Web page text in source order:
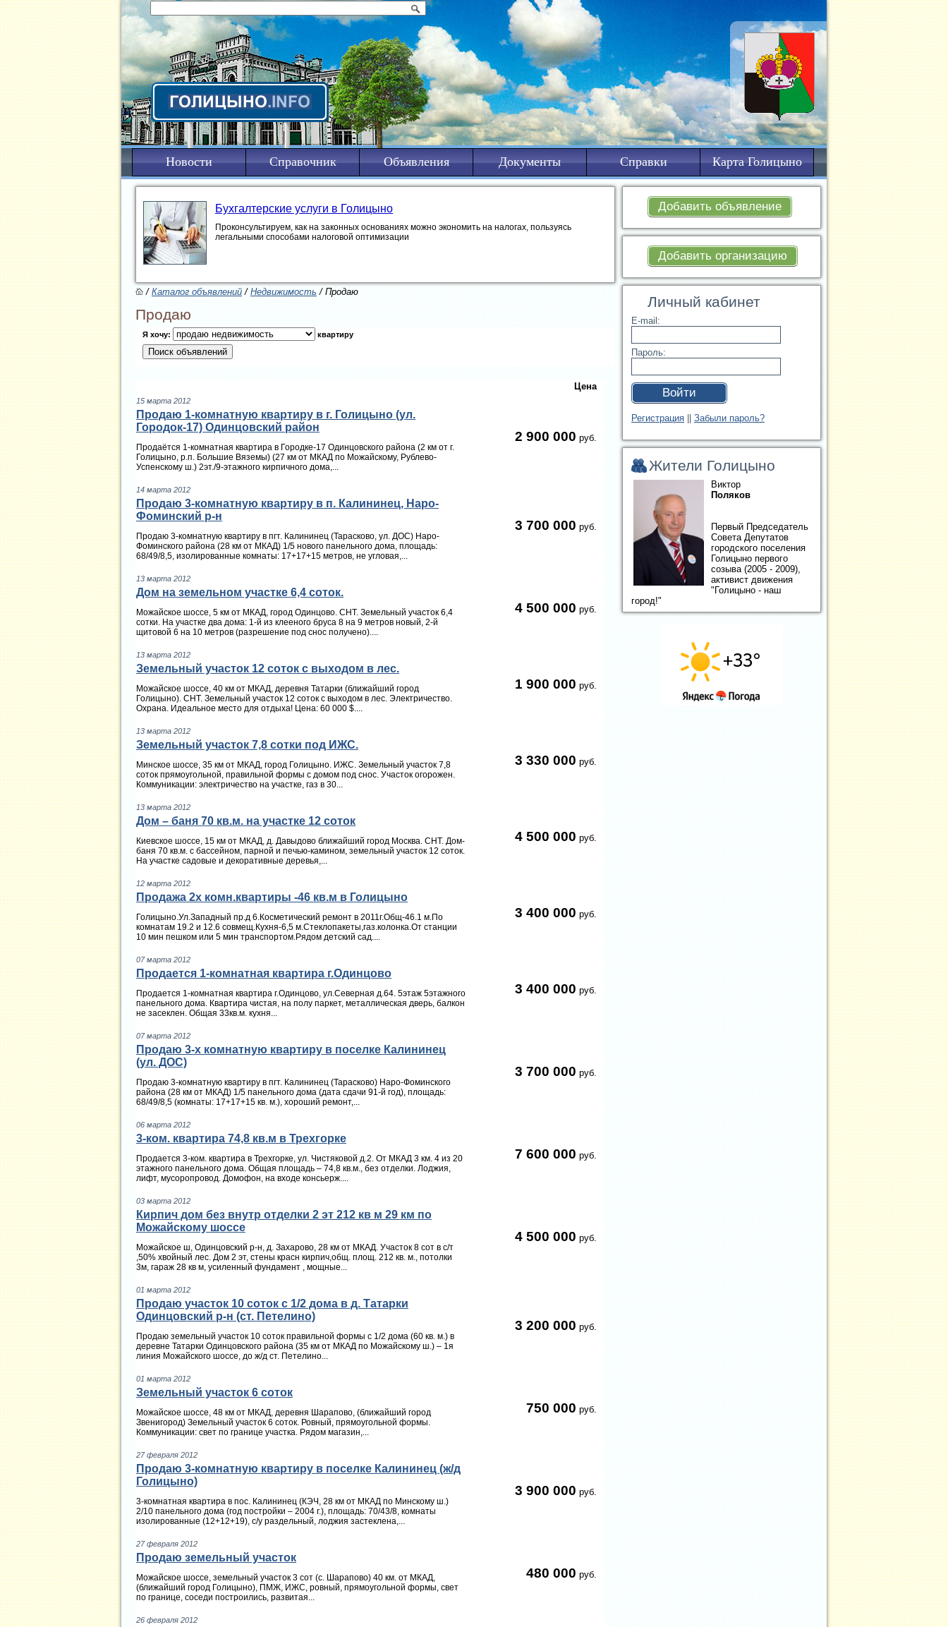
Новости Справочник Объявления Документы Справки Карта Голицыно
Добавить объявление
Добавить организацию
Личный кабинет
E-mail:
Пароль:
Войти
Регистрация Забыли пароль?
Жители Голицыно
Виктор
Поляков
Первый Председатель
Совета Депутатов
городского поселения
Голицыно первого
созыва (2005 - 2009),
активист движения
"Голицыно - наш
город!"
Бухгалтерские услуги в Голицыно
Проконсультируем, как на законных основаниях можно экономить на налогах, пользуясь
легальными способами налоговой оптимизации
/Каталог объявлений/Недвижимость/ Продаю
Продаю
Я хочу: квартиру
Цена
15 марта 2012
Продаю 1-комнатную квартиру в г. Голицыно (ул.
Городок-17) Одинцовский район
Продаётся 1-комнатная квартира в Городке-17 Одинцовского района (2 км от г.
Голицыно, р.п. Большие Вяземы) (27 км от МКАД по Можайскому, Рублево-
Успенскому ш.) 2эт./9-этажного кирпичного дома,...
2 900 000 руб.
14 марта 2012
Продаю 3-комнатную квартиру в п. Калининец, Наро-
Фоминский р-н
Продаю 3-комнатную квартиру в пгт. Калининец (Тарасково, ул. ДОС) Наро-
Фоминского района (28 км от МКАД) 1/5 нового панельного дома, площадь:
68/49/8,5, изолированные комнаты: 17+17+15 метров, не угловая,...
3 700 000 руб.
13 марта 2012
Дом на земельном участке 6,4 соток.
Можайское шоссе, 5 км от МКАД, город Одинцово. СНТ. Земельный участок 6,4
сотки. На участке два дома: 1-й из клееного бруса 8 на 9 метров новый, 2-й
щитовой 6 на 10 метров (разрешение под снос получено)....
4 500 000 руб.
13 марта 2012
Земельный участок 12 соток с выходом в лес.
Можайское шоссе, 40 км от МКАД, деревня Татарки (ближайший город
Голицыно). СНТ. Земельный участок 12 соток с выходом в лес. Электричество.
Охрана. Идеальное место для отдыха! Цена: 60 000 $....
1 900 000 руб.
13 марта 2012
Земельный участок 7,8 сотки под ИЖС.
Минское шоссе, 35 км от МКАД, город Голицыно. ИЖС. Земельный участок 7,8
соток прямоугольной, правильной формы с домом под снос. Участок огорожен.
Коммуникации: электричество на участке, газ в 30...
3 330 000 руб.
13 марта 2012
Дом – баня 70 кв.м. на участке 12 соток
Киевское шоссе, 15 км от МКАД, д. Давыдово ближайший город Москва. СНТ. Дом-
баня 70 кв.м. с бассейном, парной и печью-камином, земельный участок 12 соток.
На участке садовые и декоративные деревья,...
4 500 000 руб.
12 марта 2012
Продажа 2х комн.квартиры -46 кв.м в Голицыно
Голицыно.Ул.Западный пр.д 6.Косметический ремонт в 2011г.Общ-46.1 м.По
комнатам 19.2 и 12.6 совмещ.Кухня-6,5 м.Стеклопакеты,газ.колонка.От станции
10 мин пешком или 5 мин транспортом.Рядом детский сад....
3 400 000 руб.
07 марта 2012
Продается 1-комнатная квартира г.Одинцово
Продается 1-комнатная квартира г.Одинцово, ул.Северная д.64. 5этаж 5этажного
панельного дома. Квартира чистая, на полу паркет, металлическая дверь, балкон
не засеклен. Общая 33кв.м. кухня...
3 400 000 руб.
07 марта 2012
Продаю 3-х комнатную квартиру в поселке Калининец
(ул. ДОС)
Продаю 3-комнатную квартиру в пгт. Калининец (Тарасково) Наро-Фоминского
района (28 км от МКАД) 1/5 панельного дома (дата сдачи 91-й год), площадь:
68/49/8,5 (комнаты: 17+17+15 кв. м.), хороший ремонт,...
3 700 000 руб.
06 марта 2012
3-ком. квартира 74,8 кв.м в Трехгорке
Продается 3-ком. квартира в Трехгорке, ул. Чистяковой д.2. От МКАД 3 км. 4 из 20
этажного панельного дома. Общая площадь – 74,8 кв.м., без отделки. Лоджия,
лифт, мусоропровод. Домофон, на входе консьерж....
7 600 000 руб.
03 марта 2012
Кирпич дом без внутр отделки 2 эт 212 кв м 29 км по
Можайскому шоссе
Можайское ш, Одинцовский р-н, д. Захарово, 28 км от МКАД. Участок 8 сот в с/т
,50% хвойный лес. Дом 2 эт, стены красн кирпич,общ. площ. 212 кв. м., потолки
3м, гараж 28 кв м, усиленный фундамент , мощные...
4 500 000 руб.
01 марта 2012
Продаю участок 10 соток с 1/2 дома в д. Татарки
Одинцовский р-н (ст. Петелино)
Продаю земельный участок 10 соток правильной формы с 1/2 дома (60 кв. м.) в
деревне Татарки Одинцовского района (35 км от МКАД по Можайскому ш.) – 1я
линия Можайского шоссе, до ж/д ст. Петелино...
3 200 000 руб.
01 марта 2012
Земельный участок 6 соток
Можайское шоссе, 48 км от МКАД, деревня Шарапово, (ближайший город
Звенигород) Земельный участок 6 соток. Ровный, прямоугольной формы.
Коммуникации: свет по границе участка. Рядом магазин,...
750 000 руб.
27 февраля 2012
Продаю 3-комнатную квартиру в поселке Калининец (ж/д
Голицыно)
3-комнатная квартира в пос. Калининец (КЭЧ, 28 км от МКАД по Минскому ш.)
2/10 панельного дома (год постройки – 2004 г.), площадь: 70/43/8, комнаты
изолированные (12+12+19), с/у раздельный, лоджия застеклена,...
3 900 000 руб.
27 февраля 2012
Продаю земельный участок
Можайское шоссе, земельный участок 3 сот (с. Шарапово) 40 км. от МКАД,
(ближайший город Голицыно), ПМЖ, ИЖС, ровный, прямоугольной формы, свет
по границе, соседи построились, развитая...
480 000 руб.
26 февраля 2012